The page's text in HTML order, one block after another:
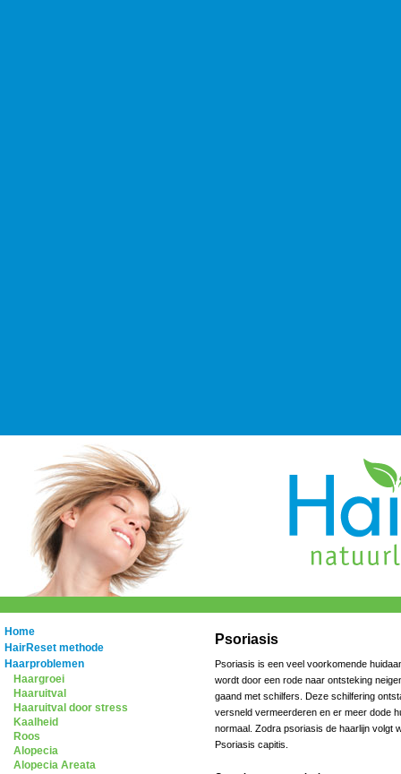
Psoriasis
Psoriasis is een veel voorkomende
wordt door een rode naar ontsteking
gaand met schilfers. Deze schilfering
versneld vermeerderen en er meer dode
normaal. Zodra psoriasis de haarlijn volgt
Psoriasis capitis.
Home
HairReset methode
Haarproblemen
Haargroei
Haaruitval
Haaruitval door stress
Kaalheid
Roos
Alopecia
Alopecia Areata